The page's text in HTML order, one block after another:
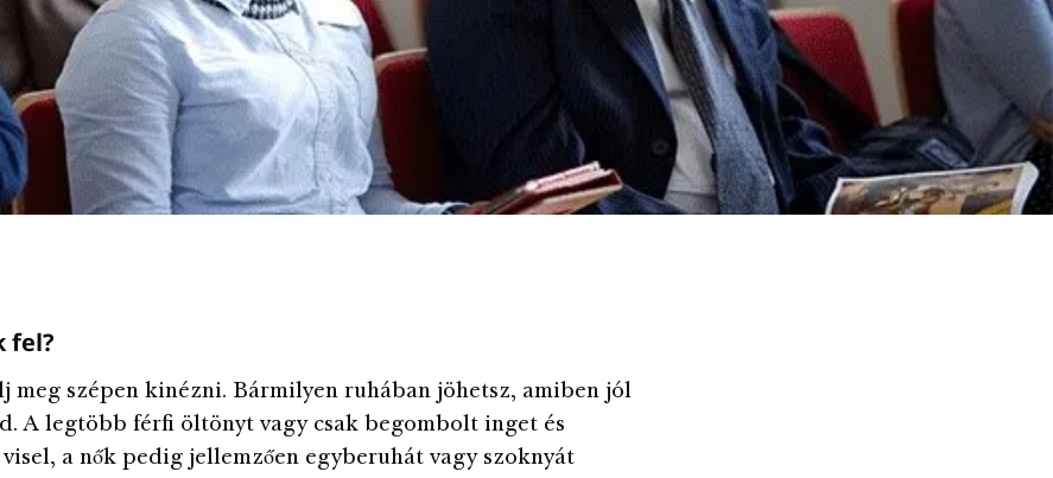
fel?
meg szépen kinézni. Bármilyen ruhában jöhetsz, amiben jól
A legtöbb férfi öltönyt vagy csak begombolt inget és
a nők pedig jellemzően egyberuhát vagy szoknyát